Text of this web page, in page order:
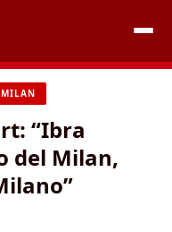
“Ibra
del Milan,